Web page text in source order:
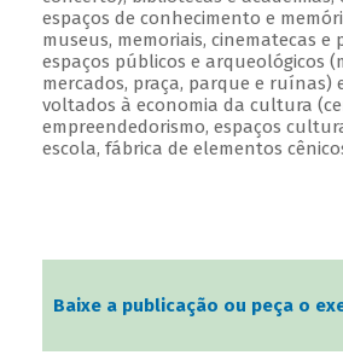
espaços de conhecimento e
museus, memoriais, cinematecas e
espaços públicos e arqueológicos
mercados, praça, parque e ruínas)
voltados à economia da cultura
empreendedorismo, espaços
escola, fábrica de elementos
Baixe a publicação ou peça o